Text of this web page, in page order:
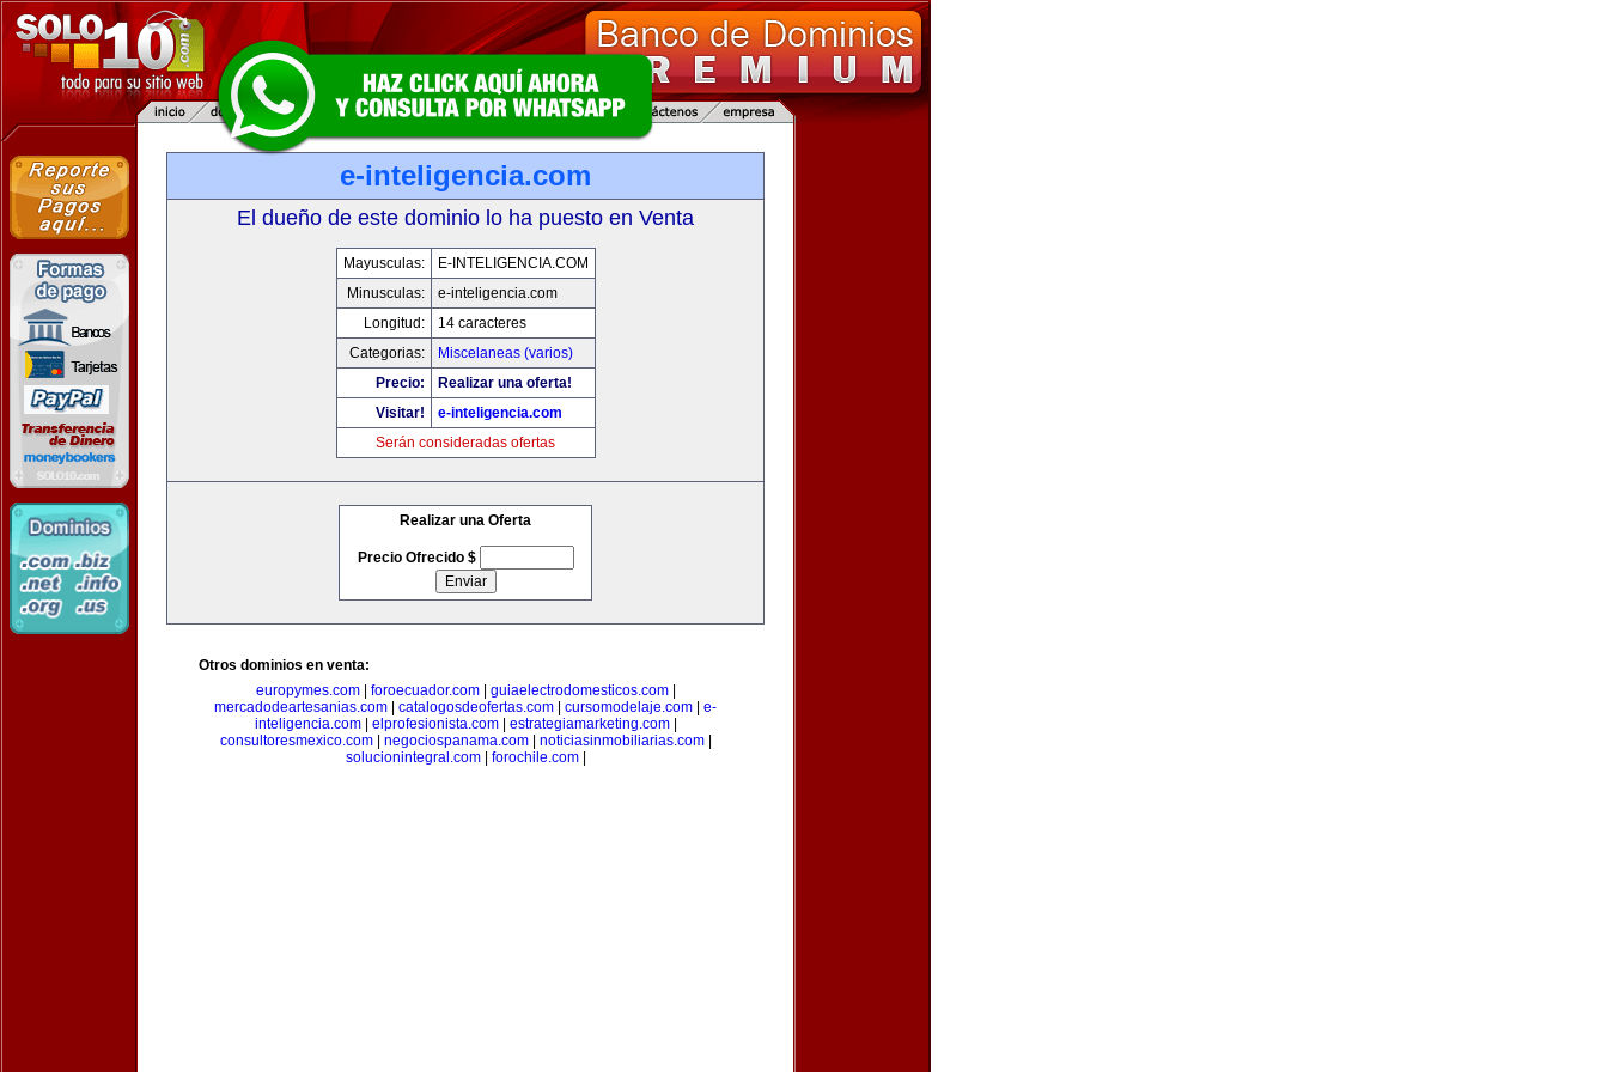
e-inteligencia.com
El dueño de este dominio lo ha puesto en Venta
Mayusculas:
E-INTELIGENCIA.COM
Minusculas:
e-inteligencia.com
Longitud:
14 caracteres
Categorias:
Miscelaneas (varios)
Precio:
Realizar una oferta!
Visitar!
e-inteligencia.com
Serán consideradas ofertas
Realizar una Oferta
Precio Ofrecido $
Otros dominios en venta:
europymes.com| foroecuador.com| guiaelectrodomesticos.com|
mercadodeartesanias.com
catalogosdeofertas.com cursomodelaje.com
e-
inteligencia.com| elprofesionista.com| estrategiamarketing.com|
consultoresmexico.com| negociospanama.com| noticiasinmobiliarias.com|
solucionintegral.com| forochile.com|